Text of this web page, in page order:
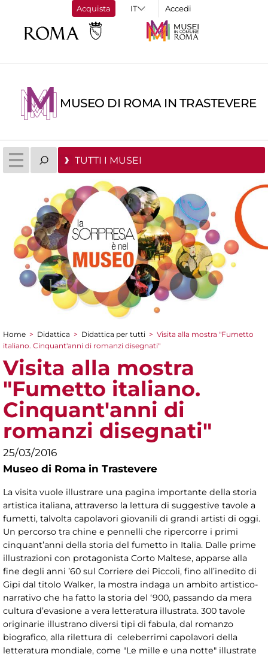
Acquista Accedi
MUSEO DI ROMA IN TRASTEVERE
TUTTI I MUSEI
Tu sei qui
Home > Didattica > Didattica per tutti > Visita alla mostra "Fumetto
italiano. Cinquant'anni di romanzi disegnati"
Visita alla mostra
"Fumetto italiano.
Cinquant'anni di
romanzi disegnati"
25/03/2016
Museo di Roma in Trastevere
La visita vuole illustrare una pagina importante della storia
artistica italiana, attraverso la lettura di suggestive tavole a
fumetti, talvolta capolavori giovanili di grandi artisti di oggi.
Un percorso tra chine e pennelli che ripercorre i primi
cinquant’anni della storia del fumetto in Italia. Dalle prime
illustrazioni con protagonista Corto Maltese, apparse alla
fine degli anni ’60 sul Corriere dei Piccoli, fino all’inedito di
Gipi dal titolo Walker, la mostra indaga un ambito artistico-
narrativo che ha fatto la storia del ‘900, passando da mera
cultura d’evasione a vera letteratura illustrata. 300 tavole
originarie illustrano diversi tipi di fabula, dal romanzo
biografico, alla rilettura di celeberrimi capolavori della
letteratura mondiale, come "Le mille e una notte" illustrate